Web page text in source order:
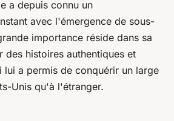
a depuis connu un
avec l'émergence de sous-
importance réside dans sa
des histoires authentiques et
lui a permis de conquérir un large
Unis qu'à l'étranger.